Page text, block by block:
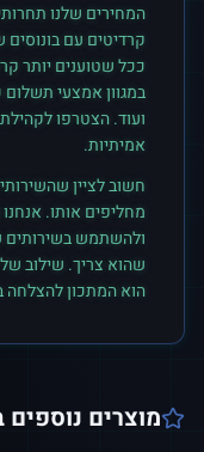
המחירים שלנו
קרדיטים עם
ככל שטוענים יותר
ועוד. הצטרפו
אמיתיות.
חשוב לציין
מחליפים אותו. אנחנו
ולהשתמש בשירותים
שהוא צריך. שילוב
הוא המתכון
מוצרים נוספים